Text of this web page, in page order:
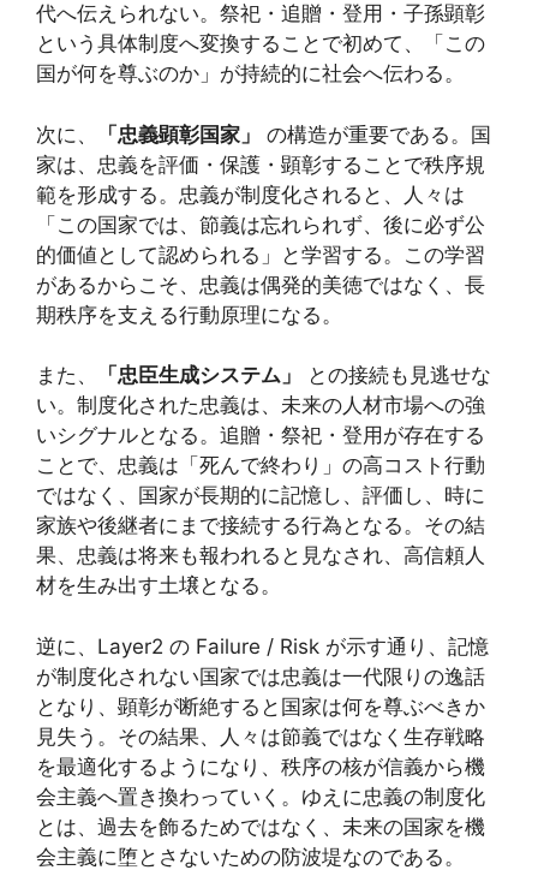
代へ伝えられない。祭祀・追贈・登用・子孫顕彰
という具体制度へ変換することで初めて、「この
国が何を尊ぶのか」が持続的に社会へ伝わる。
次に、 「忠義顕彰国家」
の構造が重要である。国
家は、忠義を評価・保護・顕彰することで秩序規
範を形成する。忠義が制度化されると、人々は
「この国家では、節義は忘れられず、後に必ず公
的価値として認められる」と学習する。この学習
があるからこそ、忠義は偶発的美徳ではなく、長
期秩序を支える行動原理になる。
また、 「忠臣生成システム」
との接続も見逃せな
い。制度化された忠義は、未来の人材市場への強
いシグナルとなる。追贈・祭祀・登用が存在する
ことで、忠義は「死んで終わり」の高コスト行動
ではなく、国家が長期的に記憶し、評価し、時に
家族や後継者にまで接続する行為となる。その結
果、忠義は将来も報われると見なされ、高信頼人
材を生み出す土壌となる。
逆に、Layer2 の Failure / Risk が示す通り、記憶
が制度化されない国家では忠義は一代限りの逸話
となり、顕彰が断絶すると国家は何を尊ぶべきか
見失う。その結果、人々は節義ではなく生存戦略
を最適化するようになり、秩序の核が信義から機
会主義へ置き換わっていく。ゆえに忠義の制度化
とは、過去を飾るためではなく、未来の国家を機
会主義に堕とさないための防波堤なのである。